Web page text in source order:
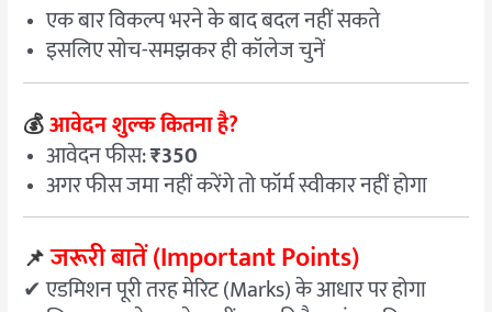
एक बार विकल्प भरने के बाद बदल नहीं सकते
इसलिए सोच-समझकर ही कॉलेज चुनें
💰आवेदन शुल्क कितना है?
आवेदन फीस:₹350
अगर फीस जमा नहीं करेंगे तो फॉर्म स्वीकार नहीं होगा
📌जरूरी बातें (Important Points)
✔ एडमिशन पूरी तरह मेरिट (Marks) के आधार पर होगा